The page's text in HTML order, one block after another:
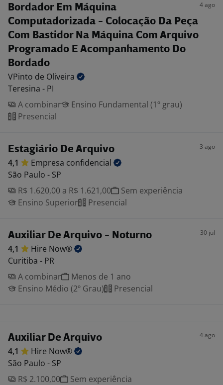
Bordador Em Máquina
Computadorizada - Colocação Da Peça
Com Bastidor Na Máquina Com Arquivo
Programado E Acompanhamento Do
Bordado
4 ago
VPinto de Oliveira
Teresina - PI
A combinar
Ensino Fundamental (1º grau)
Presencial
Estagiário De Arquivo 3 ago
4,1 Empresa confidencial
São Paulo - SP
R$ 1.620,00 a R$ 1.621,00
Sem experiência
Ensino Superior
Presencial
Auxiliar De Arquivo - Noturno 30 jul
4,1 Hire Now®
Curitiba - PR
A combinar
Menos de 1 ano
Ensino Médio (2º Grau)
Presencial
Auxiliar De Arquivo 4 ago
4,1 Hire Now®
São Paulo - SP
R$ 2.100,00
Sem experiência